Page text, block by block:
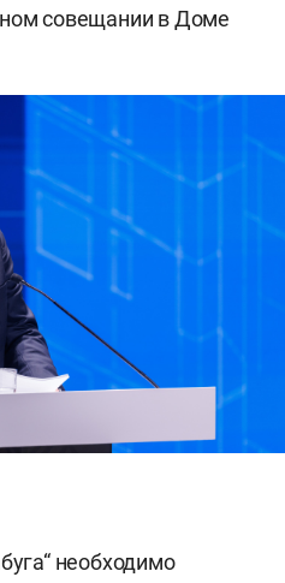
совещании в Доме
необходимо